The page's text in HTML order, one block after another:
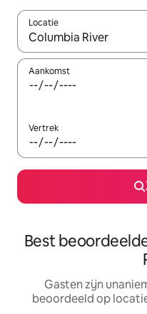
Locatie
Wanneer er resultaten
Aankomst
Vertrek
Best
Gasten zijn
beoordeeld op